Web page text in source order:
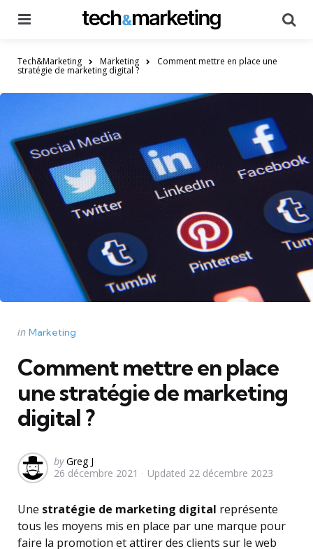
Tech&Marketing Marketing Comment mettre en place une
stratégie de marketing digital ?
Categories
Posted
in Marketing
Comment mettre en place
une stratégie de marketing
digital ?
Posted
by
by Greg J
26 décembre 2021
Updated 22 décembre 2023
Une stratégie de marketing digital représente
tous les moyens mis en place par une marque pour
faire la promotion et attirer des clients sur le web